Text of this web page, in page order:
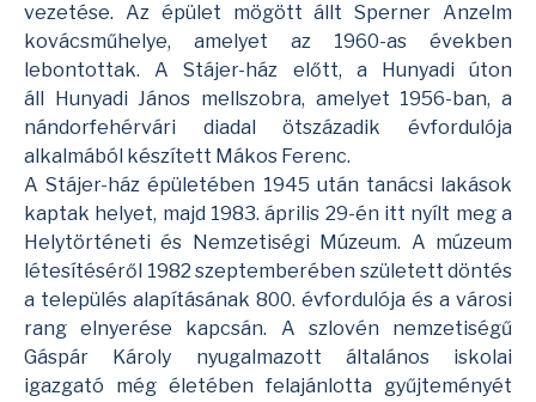
vezetése. Az épület mögött állt Sperner Anzelm
kovácsműhelye, amelyet az 1960-as években
lebontottak. A Stájer-ház előtt, a Hunyadi úton
áll
Hunyadi János mellszobra, amelyet 1956-ban, a
nándorfehérvári diadal ötszázadik évfordulója
alkalmából készített Mákos Ferenc.
A Stájer-ház épületében 1945 után tanácsi lakások
kaptak helyet, majd 1983. április 29-én itt nyílt meg a
Helytörténeti és Nemzetiségi Múzeum. A múzeum
létesítéséről 1982 szeptemberében született döntés
a település alapításának 800. évfordulója és a városi
rang elnyerése kapcsán. A szlovén nemzetiségű
Gáspár Károly nyugalmazott általános iskolai
igazgató még életében felajánlotta gyűjteményét